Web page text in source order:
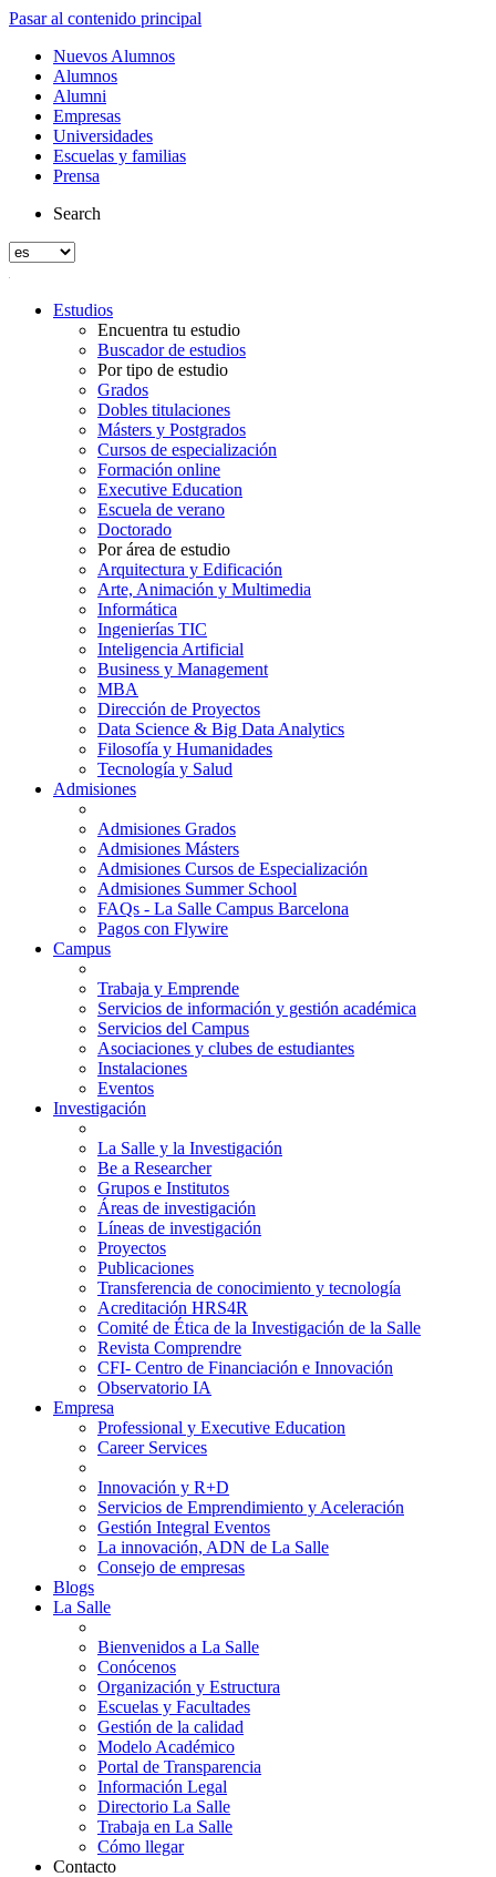
Pasar al contenido principal
Nuevos Alumnos
Alumnos
Alumni
Empresas
Universidades
Escuelas y familias
Prensa
Search
Estudios
Encuentra tu estudio
Buscador de estudios
Por tipo de estudio
Grados
Dobles titulaciones
Másters y Postgrados
Cursos de especialización
Formación online
Executive Education
Escuela de verano
Doctorado
Por área de estudio
Arquitectura y Edificación
Arte, Animación y Multimedia
Informática
Ingenierías TIC
Inteligencia Artificial
Business y Management
MBA
Dirección de Proyectos
Data Science & Big Data Analytics
Filosofía y Humanidades
Tecnología y Salud
Admisiones
Admisiones Grados
Admisiones Másters
Admisiones Cursos de Especialización
Admisiones Summer School
FAQs - La Salle Campus Barcelona
Pagos con Flywire
Campus
Trabaja y Emprende
Servicios de información y gestión académica
Servicios del Campus
Asociaciones y clubes de estudiantes
Instalaciones
Eventos
Investigación
La Salle y la Investigación
Be a Researcher
Grupos e Institutos
Áreas de investigación
Líneas de investigación
Proyectos
Publicaciones
Transferencia de conocimiento y tecnología
Acreditación HRS4R
Comité de Ética de la Investigación de la Salle
Revista Comprendre
CFI- Centro de Financiación e Innovación
Observatorio IA
Empresa
Professional y Executive Education
Career Services
Innovación y R+D
Servicios de Emprendimiento y Aceleración
Gestión Integral Eventos
La innovación, ADN de La Salle
Consejo de empresas
Blogs
La Salle
Bienvenidos a La Salle
Conócenos
Organización y Estructura
Escuelas y Facultades
Gestión de la calidad
Modelo Académico
Portal de Transparencia
Información Legal
Directorio La Salle
Trabaja en La Salle
Cómo llegar
Contacto